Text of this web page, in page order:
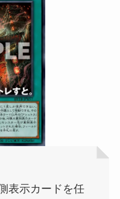
表示カードを任